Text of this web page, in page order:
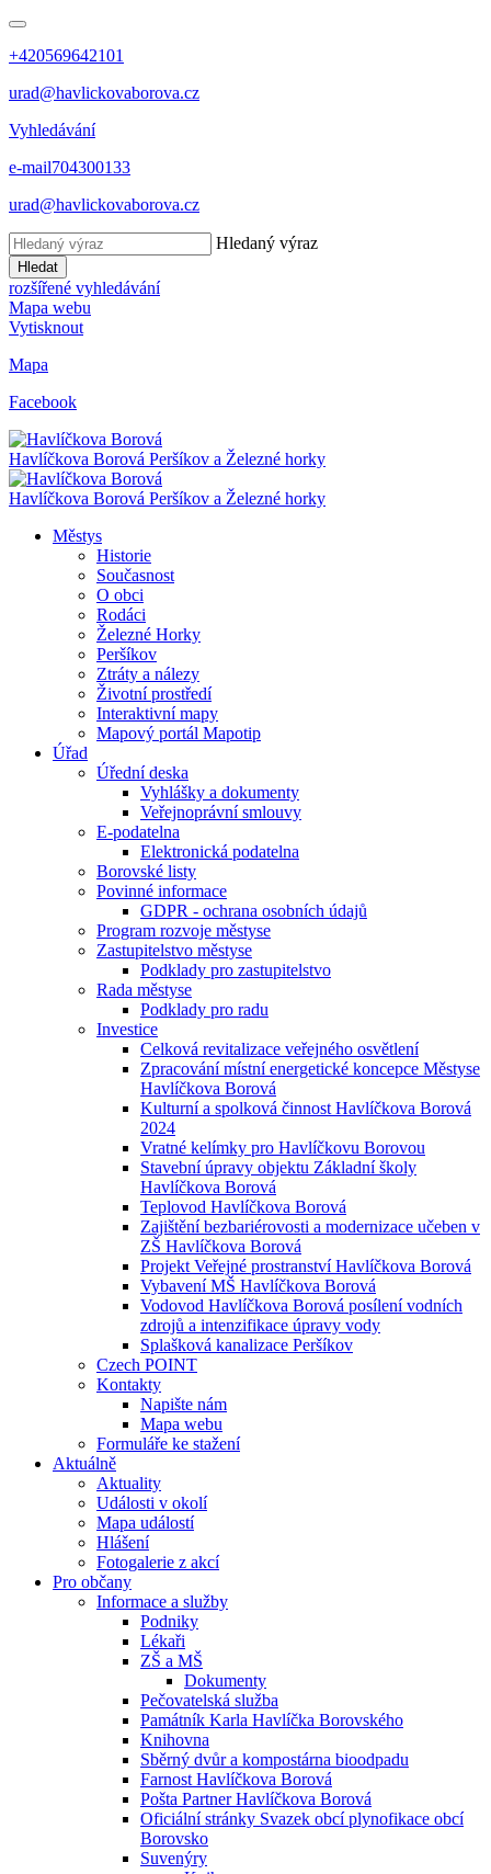
+420569642101
urad@havlickovaborova.cz
Vyhledávání
e-mail704300133
urad@havlickovaborova.cz
Hledaný výraz
Hledat
rozšířené vyhledávání
Mapa webu
Vytisknout
Mapa
Facebook
Havlíčkova Borová Peršíkov a Železné horky
Havlíčkova Borová Peršíkov a Železné horky
Městys
Historie
Současnost
O obci
Rodáci
Železné Horky
Peršíkov
Ztráty a nálezy
Životní prostředí
Interaktivní mapy
Mapový portál Mapotip
Úřad
Úřední deska
Vyhlášky a dokumenty
Veřejnoprávní smlouvy
E-podatelna
Elektronická podatelna
Borovské listy
Povinné informace
GDPR - ochrana osobních údajů
Program rozvoje městyse
Zastupitelstvo městyse
Podklady pro zastupitelstvo
Rada městyse
Podklady pro radu
Investice
Celková revitalizace veřejného osvětlení
Zpracování místní energetické koncepce Městyse
Havlíčkova Borová
Kulturní a spolková činnost Havlíčkova Borová
2024
Vratné kelímky pro Havlíčkovu Borovou
Stavební úpravy objektu Základní školy
Havlíčkova Borová
Teplovod Havlíčkova Borová
Zajištění bezbariérovosti a modernizace učeben v
ZŠ Havlíčkova Borová
Projekt Veřejné prostranství Havlíčkova Borová
Vybavení MŠ Havlíčkova Borová
Vodovod Havlíčkova Borová posílení vodních
zdrojů a intenzifikace úpravy vody
Splašková kanalizace Peršíkov
Czech POINT
Kontakty
Napište nám
Mapa webu
Formuláře ke stažení
Aktuálně
Aktuality
Události v okolí
Mapa událostí
Hlášení
Fotogalerie z akcí
Pro občany
Informace a služby
Podniky
Lékaři
ZŠ a MŠ
Dokumenty
Pečovatelská služba
Památník Karla Havlíčka Borovského
Knihovna
Sběrný dvůr a kompostárna bioodpadu
Farnost Havlíčkova Borová
Pošta Partner Havlíčkova Borová
Oficiální stránky Svazek obcí plynofikace obcí
Borovsko
Suvenýry